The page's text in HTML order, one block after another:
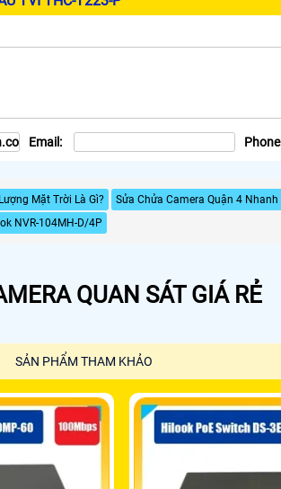
Email:
Mặt Trời Là Gì? Sửa Chửa Camera Quận 4 Nhanh
NVR-104MH-D/4P
QUAN SÁT GIÁ RẺ
SẢN PHẨM THAM KHẢO